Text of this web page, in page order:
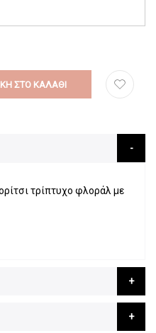
ΣΤΟ ΚΑΛΆΘΙ
τρίπτυχο φλοράλ με